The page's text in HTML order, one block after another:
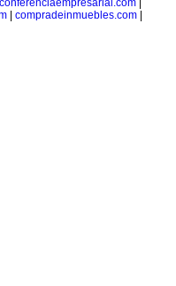
conferenciaempresarial.com
| compradeinmuebles.com|